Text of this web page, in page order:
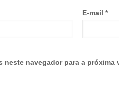
E-mail *
neste navegador para a próxima